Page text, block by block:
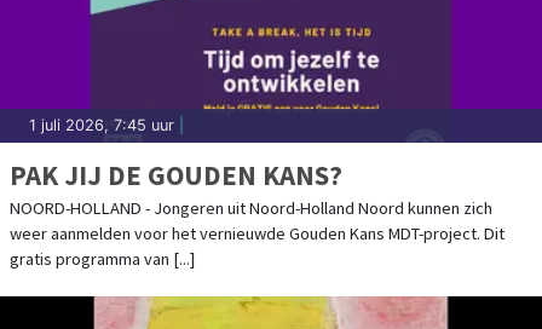
1 juli 2026, 7:45 uur
PAK JIJ DE GOUDEN KANS?
NOORD-HOLLAND - Jongeren uit Noord-Holland Noord kunnen zich
weer aanmelden voor het vernieuwde Gouden Kans MDT-project. Dit
gratis programma van [...]